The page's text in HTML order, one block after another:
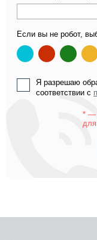
Если вы не робот,
Я разрешаю
соответствии с
* —